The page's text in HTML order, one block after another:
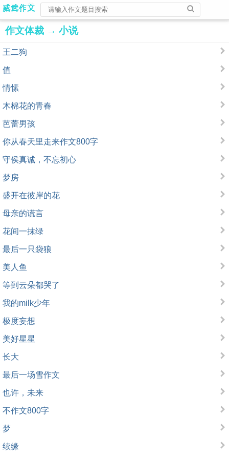
作文体裁 → 小说
王二狗
值
情愫
木棉花的青春
芭蕾男孩
你从春天里走来作文800字
守侯真诚，不忘初心
梦房
盛开在彼岸的花
母亲的谎言
花间一抹绿
最后一只袋狼
美人鱼
等到云朵都哭了
我的milk少年
极度妄想
美好星星
长大
最后一场雪作文
也许，未来
不作文800字
梦
续缘